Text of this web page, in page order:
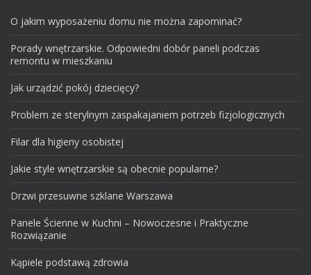
O jakim wyposażeniu domu nie można zapominać?
Porady wnętrzarskie. Odpowiedni dobór paneli podczas
remontu w mieszkaniu
Jak urządzić pokój dziecięcy?
Problem ze sterylnym zaspakajaniem potrzeb fizjologicznych
Filar dla higieny osobistej
Jakie style wnętrzarskie są obecnie popularne?
Drzwi przesuwne szklane Warszawa
Panele Ścienne w Kuchni – Nowoczesne i Praktyczne
Rozwiązanie
Kąpiele podstawą zdrowia